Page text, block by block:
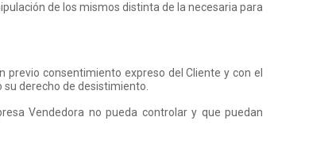
de los mismos distinta de la necesaria para
consentimiento expreso del Cliente y con el
derecho de desistimiento.
Vendedora no pueda controlar y que puedan